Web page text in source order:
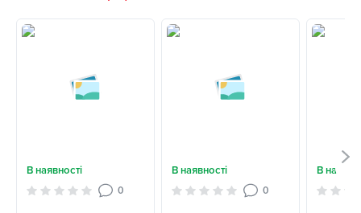
В наявності
0
В наявності
0
В